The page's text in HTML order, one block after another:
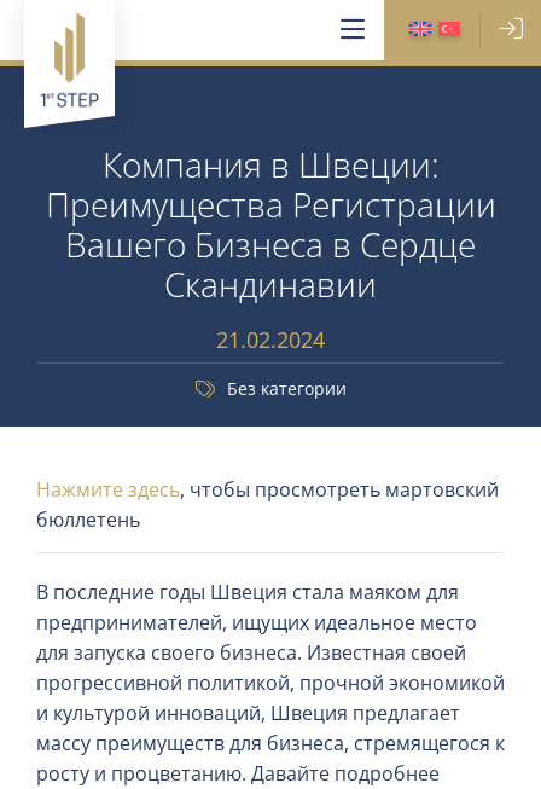
Компания в Швеции:
Преимущества Регистрации
Вашего Бизнеса в Сердце
Скандинавии
21.02.2024
Без категории
Нажмите здесь, чтобы просмотреть мартовский
бюллетень
В последние годы Швеция стала маяком для
предпринимателей, ищущих идеальное место
для запуска своего бизнеса. Известная своей
прогрессивной политикой, прочной экономикой
и культурой инноваций, Швеция предлагает
массу преимуществ для бизнеса, стремящегося к
росту и процветанию. Давайте подробнее